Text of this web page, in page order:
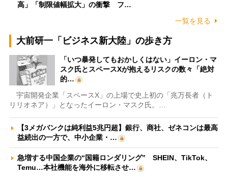
高」「制限値幅拡大」の衝撃 フ…
一覧を見る
大前研一「ビジネス新大陸」の歩き方
「いつ暴発してもおかしくはない」イーロン・マ
スク氏とスペースXが抱えるリスクの数々「絶対
的…
宇宙開発企業「スペースX」の上場で史上初の「兆万長者（ト
リリオネア）」となったイーロン・マスク氏。…
【3メガバンクは純利益5兆円超】銀行、商社、ゼネコンは最高
益続出の一方で、中小企業・…
急増する中国企業の“国籍ロンダリング” SHEIN、TikTok、
Temu…本社機能を海外に移転させ…